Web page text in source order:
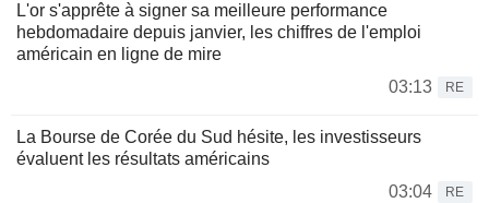
L'or s'apprête à signer sa meilleure performance
hebdomadaire depuis janvier, les chiffres de l'emploi
américain en ligne de mire
03:13
RE
La Bourse de Corée du Sud hésite, les investisseurs
évaluent les résultats américains
03:04
RE